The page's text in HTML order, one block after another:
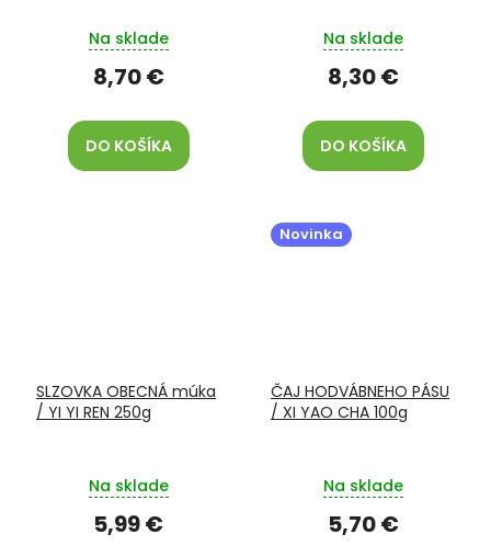
Na sklade
8,70 €
DO KOŠÍKA
Na sklade
8,30 €
DO KOŠÍKA
SLZOVKA OBECNÁ múka
/ YI YI REN 250g
Na sklade
5,99 €
Novinka
ČAJ HODVÁBNEHO PÁSU
/ XI YAO CHA 100g
Na sklade
5,70 €